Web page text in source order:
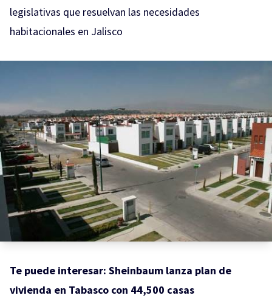
legislativas que resuelvan las necesidades
habitacionales en Jalisco
Te puede interesar: Sheinbaum lanza plan de
vivienda en Tabasco con 44,500 casas